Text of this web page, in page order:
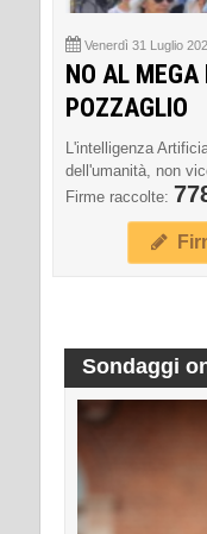
Venerdì 31 Luglio
NO AL
POZZAGLIO
L'intelligenza
dell'umanità, non
Firme raccolte:
Sondaggi